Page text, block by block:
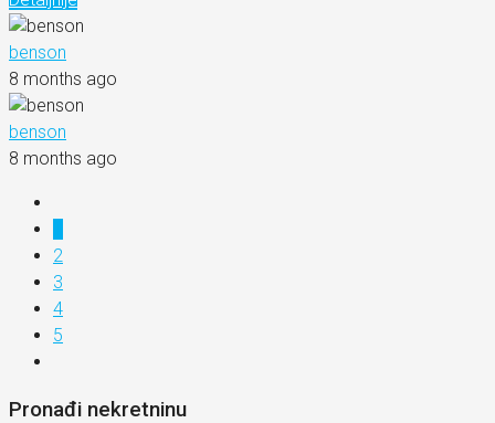
benson
8 months ago
benson
8 months ago
2
3
4
5
Pronađi nekretninu